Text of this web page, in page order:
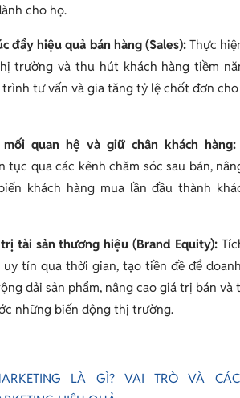
cho họ.
đẩy hiệu quả bán hàng (Sales): Thực
trường và thu hút khách hàng tiềm
tư vấn và gia tăng tỷ lệ chốt đơn
quan hệ và giữ chân khách hàng:
tục qua các kênh chăm sóc sau bán,
khách hàng mua lần đầu thành
tài sản thương hiệu (Brand Equity):
uy tín qua thời gian, tạo tiền đề để
dải sản phẩm, nâng cao giá trị bán và
những biến động thị trường.
LÀ GÌ? VAI TRÒ VÀ